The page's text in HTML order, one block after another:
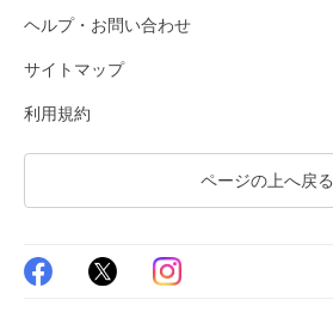
ヘルプ・お問い合わせ
サイトマップ
利用規約
ページの上へ戻る